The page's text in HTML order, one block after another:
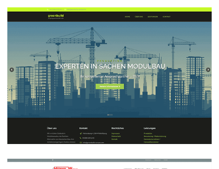
Greenbuild Projektgesellschaft mbH